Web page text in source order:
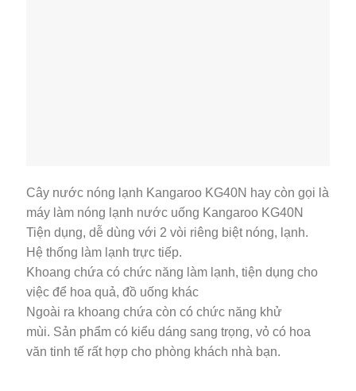
Cây nước nóng lạnh Kangaroo KG40N hay còn gọi là
máy làm nóng lạnh nước uống Kangaroo KG40N
Tiện dụng, dễ dùng với 2 vòi riêng biệt nóng, lạnh.
Hệ thống làm lạnh trực tiếp.
Khoang chứa có chức năng làm lạnh, tiện dụng cho
việc để hoa quả, đồ uống khác
Ngoài ra khoang chứa còn có chức năng khử
mùi. Sản phẩm có kiểu dáng sang trọng, vỏ có hoa
văn tinh tế rất hợp cho phòng khách nhà bạn.